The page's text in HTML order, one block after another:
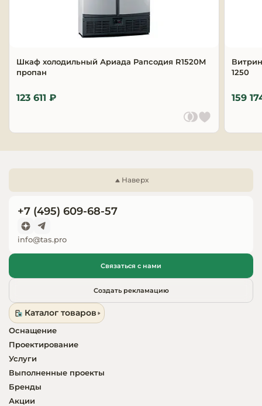
Оснащение
отелей
Запчасти для
Шкаф холодильный Ариада Рапсодия R1520M
пропан
123 611 ₽
1250
159
Наверх
+7 (495) 609-68-57
info@tas.pro
Связаться с нами
Создать рекламацию
Каталог товаров
Оснащение
Проектирование
Услуги
Выполненные проекты
Бренды
Акции